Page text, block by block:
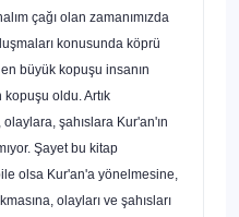
çağı olan zamanı­mızda
konusun­da köprü
büyük kopu­şu insanın
oldu. Artık
şahıslara Kur'an'ın
Şayet bu kitap
olsa Kur'an'a yönel­mesine,
olayları ve şahısları